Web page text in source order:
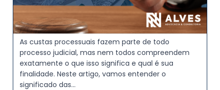
As custas processuais fazem parte de todo
processo judicial, mas nem todos compreendem
exatamente o que isso significa e qual é sua
finalidade. Neste artigo, vamos entender o
significado das…